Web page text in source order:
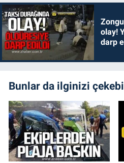
olay!
darp
Bunlar da ilginizi